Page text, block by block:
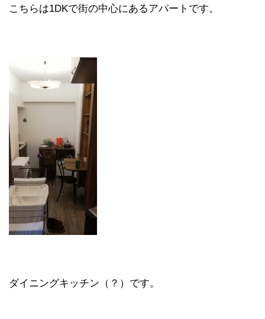
こちらは1DKで街の中心にあるアパートです。
ダイニングキッチン（？）です。